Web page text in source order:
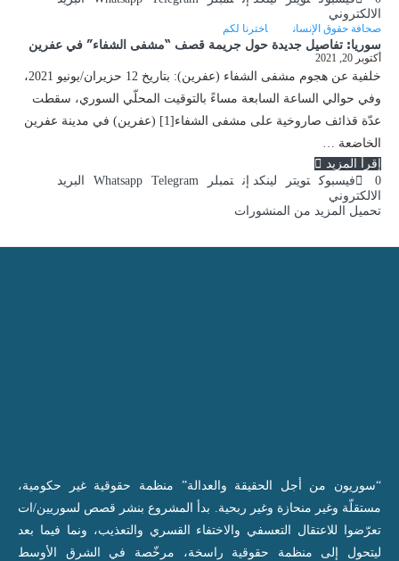
الالكتروني
صحافة حقوق الإنسان اخترنا لكم
سوريا: تفاصيل جديدة حول جريمة قصف “مشفى الشفاء” في عفرين
أكتوبر 20, 2021
خلفية عن هجوم مشفى الشفاء (عفرين): بتاريخ 12 حزيران/يونيو 2021،
وفي حوالي الساعة السابعة مساءً بالتوقيت المحلّي السوري، سقطت
عدّة قذائف صاروخية على مشفى الشفاء[1] (عفرين) في مدينة عفرين
الخاضعة …
إقرأ المزيد
0
فيسبوك تويتر لينكد إن تمبلر Whatsapp Telegram
البريد
الالكتروني
تحميل المزيد من المنشورات
“سوريون من أجل الحقيقة والعدالة” منظمة حقوقية غير حكومية،
مستقلّة وغير منحازة وغير ربحية. بدأ المشروع بنشر قصص لسوريين/ات
تعرّضوا للاعتقال التعسفي والاختفاء القسري والتعذيب، ونما فيما بعد
ليتحول إلى منظمة حقوقية راسخة، مرخّصة في الشرق الأوسط